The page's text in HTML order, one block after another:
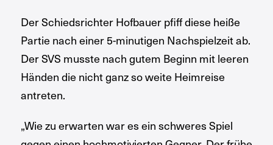
Der Schiedsrichter Hofbauer pfiff diese heiße
Partie nach einer 5-minutigen Nachspielzeit ab.
Der SVS musste nach gutem Beginn mit leeren
Händen die nicht ganz so weite Heimreise
antreten.
„Wie zu erwarten war es ein schweres Spiel